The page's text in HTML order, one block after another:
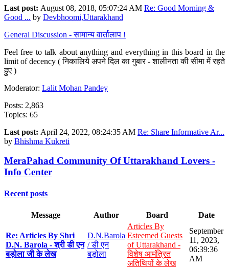
Last post: August 08, 2018, 05:07:24 AM Re: Good Morning &
Good ... by Devbhoomi,Uttarakhand
General Discussion - सामान्य वार्तालाप !
Feel free to talk about anything and everything in this board in the
limit of decency ( निकालिये अपने दिल का गुबार - शालीनता की सीमा में रहते
हुए )
Moderator: Lalit Mohan Pandey
Posts: 2,863
Topics: 65
Last post: April 24, 2022, 08:24:35 AM Re: Share Informative Ar...
by Bhishma Kukreti
MeraPahad Community Of Uttarakhand Lovers -
Info Center
Recent posts
Message Author Board Date
Re: Articles By Shri
D.N. Barola - श्री डी एन
बड़ोला जी के लेख
D.N.Barola
/ डी एन
बड़ोला
Articles By
Esteemed Guests
of Uttarakhand -
विशेष आमंत्रित
अतिथियों के लेख
September
11, 2023,
06:39:36
AM